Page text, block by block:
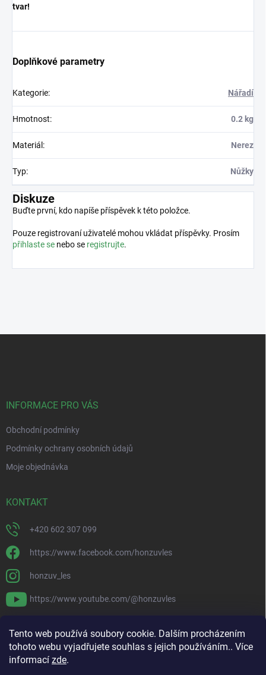
Tento web používá soubory cookie. Dalším procházením
tohoto webu vyjadřujete souhlas s jejich používáním.. Více
informací zde.
tvar!
Doplňkové parametry
Kategorie: Nářadí
Hmotnost: 0.2 kg
Materiál : Nerez
Typ: Nůžky
Diskuze
Buďte první, kdo napíše příspěvek k této položce.
Pouze registrovaní uživatelé mohou vkládat příspěvky. Prosím
přihlaste se nebo se registrujte.
INFORMACE PRO VÁS
Obchodní podmínky
Podmínky ochrany osobních údajů
Moje objednávka
KONTAKT
+420 602 307 099
https://www.facebook.com/honzuvles
honzuv_les
https://www.youtube.com/@honzuvles
PŘIJÍMÁME ONLINE PLATBY